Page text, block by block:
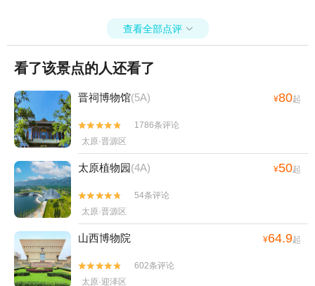
查看全部点评 
看了该景点的人还看了
晋祠博物馆(5A) ¥80起


1786条评论
太原·晋源区
太原植物园 (4A) ¥50起


54条评论
太原·晋源区
山西博物院 ¥64.9起


602条评论
太原·迎泽区